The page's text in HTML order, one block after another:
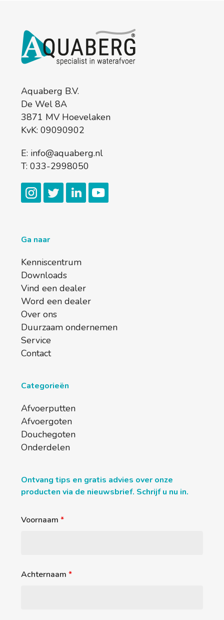
Aquaberg B.V.
De Wel 8A
3871 MV Hoevelaken
KvK: 09090902
E: info@aquaberg.nl
T: 033-2998050
Ga naar
Kenniscentrum
Downloads
Vind een dealer
Word een dealer
Over ons
Duurzaam ondernemen
Service
Contact
Categorieën
Afvoerputten
Afvoergoten
Douchegoten
Onderdelen
Ontvang tips en gratis advies over onze
producten via de nieuwsbrief. Schrijf u nu in.
Voornaam *
Achternaam *